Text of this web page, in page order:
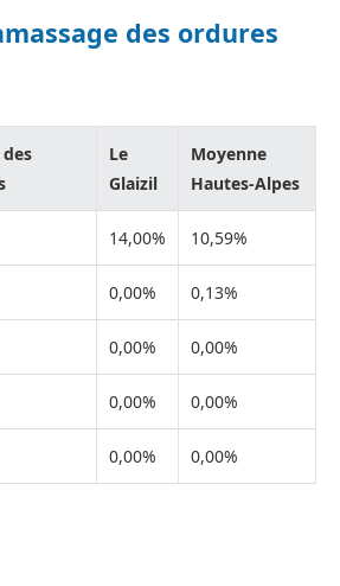
des ordures
Le
Glaizil
Moyenne
Hautes-Alpes
14,00% 10,59%
0,00% 0,13%
0,00% 0,00%
0,00% 0,00%
0,00% 0,00%